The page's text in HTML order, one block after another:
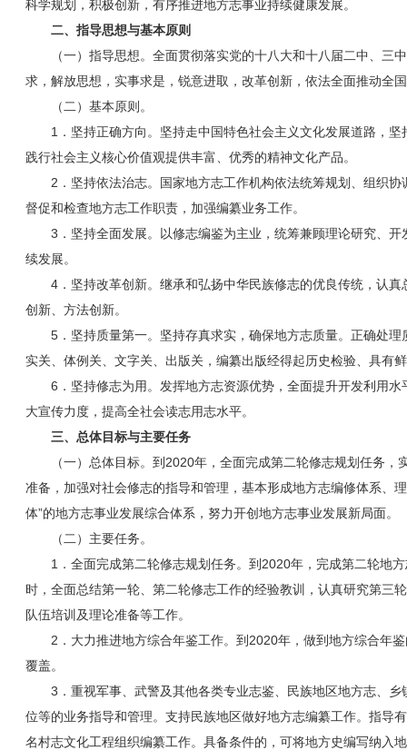
科学规划，积极创新，有序推进地方志事业持续健康发展。
二、指导思想与基本原则
（一）指导思想。全面贯彻落实党的十八大和十八届二中、
求，解放思想，实事求是，锐意进取，改革创新，依法全面推动全
（二）基本原则。
1．坚持正确方向。坚持走中国特色社会主义文化发展道路，
践行社会主义核心价值观提供丰富、优秀的精神文化产品。
2．坚持依法治志。国家地方志工作机构依法统筹规划、组织
督促和检查地方志工作职责，加强编纂业务工作。
3．坚持全面发展。以修志编鉴为主业，统筹兼顾理论研究、
续发展。
4．坚持改革创新。继承和弘扬中华民族修志的优良传统，认
创新、方法创新。
5．坚持质量第一。坚持存真求实，确保地方志质量。正确处
实关、体例关、文字关、出版关，编纂出版经得起历史检验、具有
6．坚持修志为用。发挥地方志资源优势，全面提升开发利用
大宣传力度，提高全社会读志用志水平。
三、总体目标与主要任务
（一）总体目标。到2020年，全面完成第二轮修志规划任务
准备，加强对社会修志的指导和管理，基本形成地方志编修体系、
体”的地方志事业发展综合体系，努力开创地方志事业发展新局面。
（二）主要任务。
1．全面完成第二轮修志规划任务。到2020年，完成第二轮地
时，全面总结第一轮、第二轮修志工作的经验教训，认真研究第三
队伍培训及理论准备等工作。
2．大力推进地方综合年鉴工作。到2020年，做到地方综合年
覆盖。
3．重视军事、武警及其他各类专业志鉴、民族地区地方志、
位等的业务指导和管理。支持民族地区做好地方志编纂工作。指导
名村志文化工程组织编纂工作。具备条件的，可将地方史编写纳入